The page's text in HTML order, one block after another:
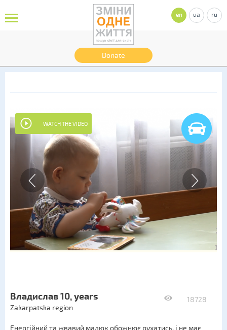
Donate
en ua ru
WATCH THE VIDEO
18728
Владислав 10, years
Zakarpatska region
Енергійний та жвавий малюк обожнює рухатись, і не має